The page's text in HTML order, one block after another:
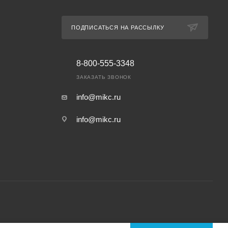
ПОДПИСАТЬСЯ НА РАССЫЛКУ
8-800-555-3348
ЗАКАЗАТЬ ЗВОНОК
info@mikc.ru
info@mikc.ru